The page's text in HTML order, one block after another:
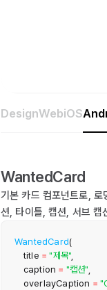
DesignWebiOS
WantedCard
기본 카드 컴포넌트로,
션, 타이틀, 캡션, 서브 캡
WantedCard(
    title
= "제목"
    caption
= "캡션"
    overlayCaption
=